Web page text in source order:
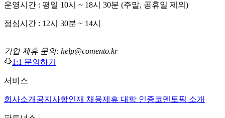
운영시간 : 평일 10시 ~ 18시 30분 (주말, 공휴일 제외)
점심시간 : 12시 30분 ~ 14시
기업 제휴 문의: help@comento.kr
1:1 문의하기
서비스
회사소개 공지사항인재 채용제휴 대학 인증코멘토픽 소개